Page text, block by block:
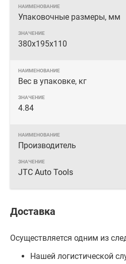
Упаковочные размеры, мм
380х195х110
Вес в упаковке, кг
4.84
Производитель
JTC Auto Tools
Доставка
Осуществляется одним из
Нашей логистической